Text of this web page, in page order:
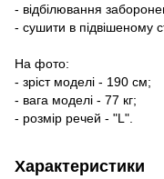
- відбілювання
- сушити в підвішеному
На фото:
- зріст моделі - 190 см;
- вага моделі - 77 кг;
- розмір речей - "L".
Характеристики